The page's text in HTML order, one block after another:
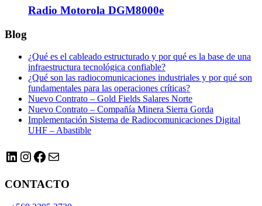
Radio Motorola DGM8000e
Blog
¿Qué es el cableado estructurado y por qué es la base de una
infraestructura tecnológica confiable?
¿Qué son las radiocomunicaciones industriales y por qué son
fundamentales para las operaciones críticas?
Nuevo Contrato – Gold Fields Salares Norte
Nuevo Contrato – Compañía Minera Sierra Gorda
Implementación Sistema de Radiocomunicaciones Digital
UHF – Abastible
LinkedIn
Instagram
Facebook
Correo electrónico
CONTACTO